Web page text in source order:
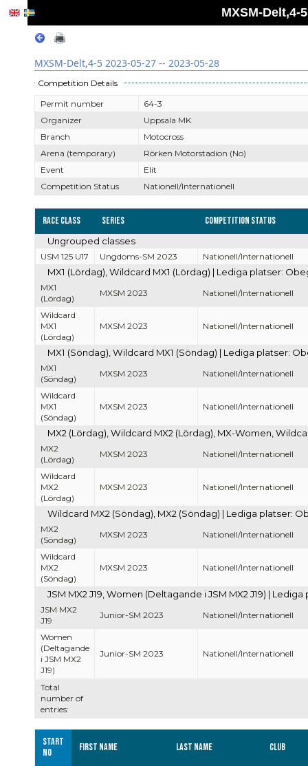
MXSM-Delt,4-
MXSM-Delt,4-5 2023-05-27 -- 2023-05-28
Competition Details
Permit number
64-3
Organizer
Uppsala MK
Branch
Motocross
Arena (temporary)
Rörken Motorstadion (No)
Event
Elit
Competition Status
Nationell/Internationell
Race Class Series Competition Status
Total
number of
entries:
Ungrouped classes
USM 125 U17 Ungdoms-SM 2023 Nationell/Internationell
MX1 (Lördag), Wildcard MX1 (Lördag) | Lediga platser:
MX1
(Lördag)
MXSM 2023 Nationell/Internationell
Wildcard
MX1
(Lördag)
MXSM 2023 Nationell/Internationell
MX1 (Söndag), Wildcard MX1 (Söndag) | Lediga platser:
MX1
(Söndag)
MXSM 2023 Nationell/Internationell
Wildcard
MX1
(Söndag)
MXSM 2023 Nationell/Internationell
MX2 (Lördag), Wildcard MX2 (Lördag), MX-Women,
MX2
(Lördag)
MXSM 2023 Nationell/Internationell
Wildcard
MX2
(Lördag)
MXSM 2023 Nationell/Internationell
Wildcard MX2 (Söndag), MX2 (Söndag) | Lediga platser:
MX2
(Söndag)
MXSM 2023 Nationell/Internationell
Wildcard
MX2
(Söndag)
MXSM 2023 Nationell/Internationell
JSM MX2 J19, Women (Deltagande i JSM MX2 J19) |
JSM MX2
J19
Junior-SM 2023 Nationell/Internationell
Women
(Deltagande
i JSM MX2
J19)
Junior-SM 2023 Nationell/Internationell
Start
no
First name Last name Club